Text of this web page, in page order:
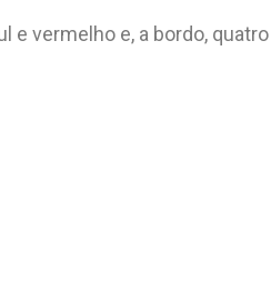
e vermelho e, a bordo,